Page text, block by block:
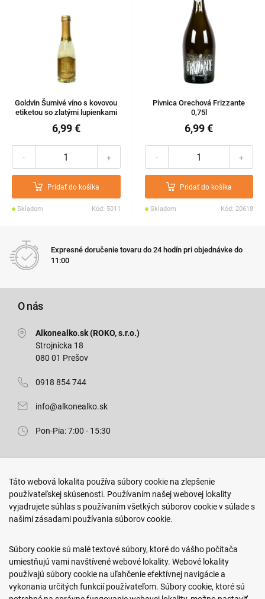
Goldvin Šumivé víno s kovovou
etiketou so zlatými lupienkami
6,99 €
- +
Pridať do košíka
Skladom Kód: 5011
Pivnica Orechová Frizzante
0,75l
6,99 €
- +
Pridať do košíka
Skladom Kód: 20618
Expresné doručenie tovaru do 24 hodín pri objednávke do
11:00
O nás
Alkonealko.sk (ROKO, s.r.o.)
Strojnícka 18
080 01 Prešov
0918 854 744
info@alkonealko.sk
Pon-Pia: 7:00 - 15:30
Arm. gen. Svobodu 23/A
080 01 Prešov
0917 466 578
sekcovpredajna@doroka.sk
Pon-Ned: 9:00 - 20:00
Táto webová lokalita používa súbory cookie na zlepšenie
používateľskej skúsenosti. Používaním našej webovej lokality
vyjadrujete súhlas s používaním všetkých súborov cookie v súlade s
našimi zásadami používania súborov cookie.
Súbory cookie sú malé textové súbory, ktoré do vášho počítača
umiestňujú vami navštívené webové lokality. Webové lokality
používajú súbory cookie na uľahčenie efektívnej navigácie a
vykonania určitých funkcií používateľom. Súbory cookie, ktoré sú